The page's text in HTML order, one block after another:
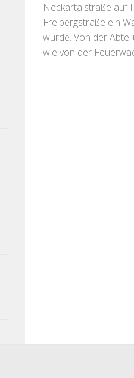
Neckartalstraße auf
Freibergstraße ein
würde. Von der
wie von der